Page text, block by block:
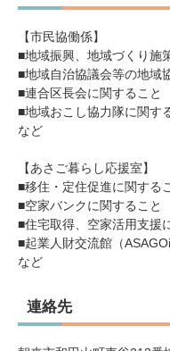
【市民協働係】
■地域振興、地域づくり施
■地域自治協議会等の地域
■連合区長会に関すること
■地域おこし協力隊に関す
など
【あさご暮らし応援室】
■移住・定住促進に関する
■空家バンクに関すること
■住宅取得、空家活用支援
■起業人財交流館（
など
連絡先